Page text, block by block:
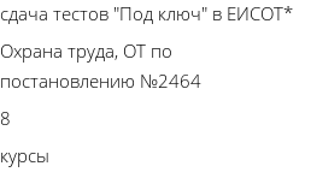
сдача тестов "Под ключ" в ЕИСОТ*
Охрана труда, ОТ по
постановлению №2464
8
курсы